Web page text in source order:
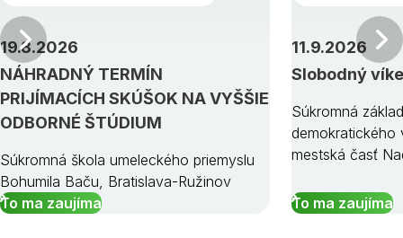
NÁHRADNÝ TERMÍN
PRIJÍMACÍCH SKÚŠOK NA VYŠŠIE
ODBORNÉ ŠTÚDIUM
19.8.2026
Súkromná škola umeleckého priemyslu
Bohumila Baču, Bratislava-Ružinov
To ma zaujíma
Slobodný
11.9.2026
Súkromná
demokratického
mestská časť
To ma zaujíma
Predchádzajúci